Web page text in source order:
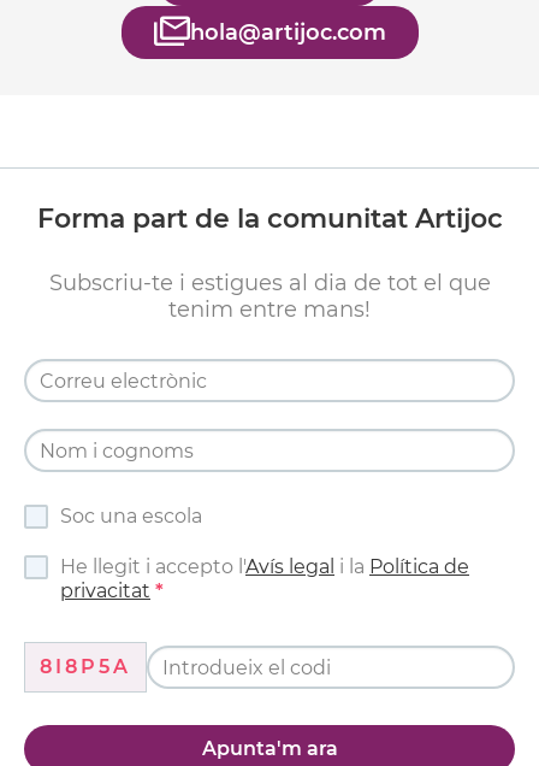
hola@artijoc.com
Forma part de la comunitat Artijoc
Subscriu-te i estigues al dia de tot el que
tenim entre mans!
Soc una escola
He llegit i accepto l'Avís legal i la Política de
privacitat
8I8P5A
Apunta'm ara